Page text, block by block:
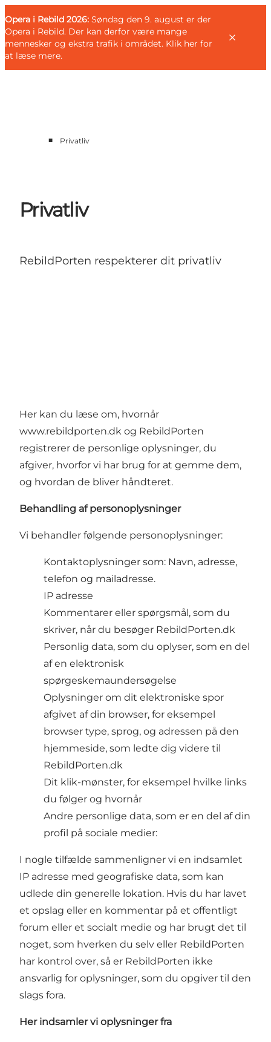
Opera i Rebild 2026: Søndag den 9. august er der
Opera i Rebild. Der kan derfor være mange
mennesker og ekstra trafik i området. Klik her for
at læse mere.
DET SKER
KORT OG FOLDERE
GæstDeutsch
■ Privatliv
Privatliv
RebildPorten respekterer dit privatliv
Her kan du læse om, hvornår
www.rebildporten.dk og RebildPorten
registrerer de personlige oplysninger, du
afgiver, hvorfor vi har brug for at gemme dem,
og hvordan de bliver håndteret.
Behandling af personoplysninger
Vi behandler følgende personoplysninger:
Kontaktoplysninger som: Navn, adresse,
telefon og mailadresse.
IP adresse
Kommentarer eller spørgsmål, som du
skriver, når du besøger RebildPorten.dk
Personlig data, som du oplyser, som en del
af en elektronisk
spørgeskemaundersøgelse
Oplysninger om dit elektroniske spor
afgivet af din browser, for eksempel
browser type, sprog, og adressen på den
hjemmeside, som ledte dig videre til
RebildPorten.dk
Dit klik-mønster, for eksempel hvilke links
du følger og hvornår
Andre personlige data, som er en del af din
profil på sociale medier:
I nogle tilfælde sammenligner vi en indsamlet
IP adresse med geografiske data, som kan
udlede din generelle lokation. Hvis du har lavet
et opslag eller en kommentar på et offentligt
forum eller et socialt medie og har brugt det til
noget, som hverken du selv eller RebildPorten
har kontrol over, så er RebildPorten ikke
ansvarlig for oplysninger, som du opgiver til den
slags fora.
Her indsamler vi oplysninger fra